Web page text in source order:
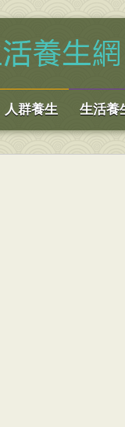
人群養生 生活養